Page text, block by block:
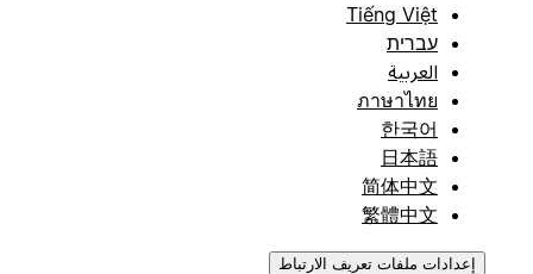
Tiếng Việt
עברית
العربية
ภาษาไทย
한국어
日本語
简体中文
繁體中文
إعدادات ملفات تعريف الارتباط